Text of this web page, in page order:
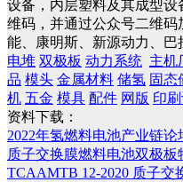
设备，内层塑料及其成型
维码，并通过公众号二维码
能、康明斯、新源动力、
电堆 双极板 动力系统 主机
品 模头 金属材料 储氢 固态
机 五金 模具 配件 网版 印
资料下载：
2022年氢燃料电池产业链论
质子交换膜燃料电池双极板
TCAAMTB 12-2020 质子交